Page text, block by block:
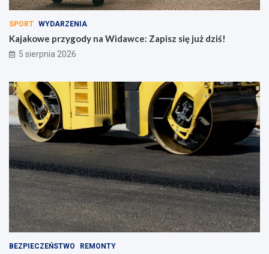
SPORT WYDARZENIA
Kajakowe przygody na Widawce: Zapisz się już dziś!
5 sierpnia 2026
BEZPIECZEŃSTWO REMONTY